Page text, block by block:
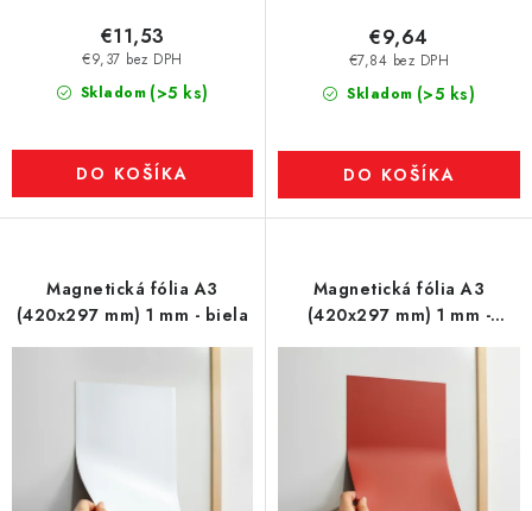
Skladom (>5 ks)
€9,37 bez DPH
€11,53
DO KOŠÍKA
Skladom (>5 ks)
€7,84 bez DPH
€9,64
DO KOŠÍKA
Magnetická fólia A3
(420x297 mm) 1 mm - biela
Magnetická fólia A3
(420x297 mm) 1 mm -
červená